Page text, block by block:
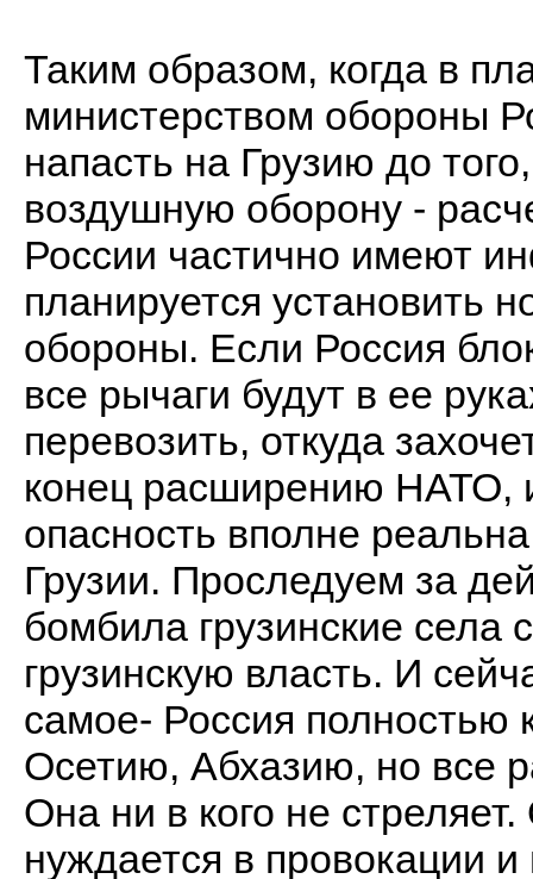
Таким образом, когда в
министерством обороны
напасть на Грузию до
воздушную оборону -
России частично имеют
планируется установить
обороны. Если Россия
все рычаги будут в ее
перевозить, откуда
конец расширению НАТО,
опасность вполне
Грузии. Проследуем за
бомбила грузинские села
грузинскую власть. И
самое- Россия полностью
Осетию, Абхазию, но все
Она ни в кого не
нуждается в провокации